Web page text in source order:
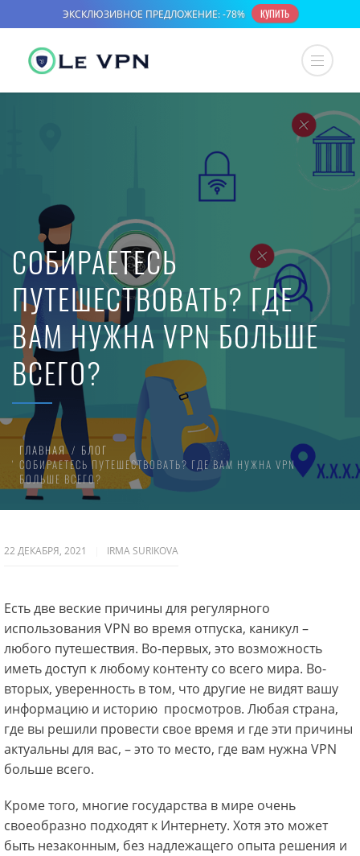
СОБИРАЕТЕСЬ
ПУТЕШЕСТВОВАТЬ? ГДЕ
ВАМ НУЖНА VPN БОЛЬШЕ
ВСЕГО?
ГЛАВНАЯ
БЛОГ
СОБИРАЕТЕСЬ ПУТЕШЕСТВОВАТЬ? ГДЕ ВАМ НУЖНА VPN
БОЛЬШЕ ВСЕГО?
22 ДЕКАБРЯ, 2021 IRMA SURIKOVA
Есть две веские причины для регулярного
использования VPN во время отпуска, каникул –
любого путешествия. Во-первых, это возможность
иметь доступ к любому контенту со всего мира. Во-
вторых, уверенность в том, что другие не видят вашу
информацию и историю просмотров. Любая страна,
где вы решили провести свое время и где эти причины
актуальны для вас, – это то место, где вам нужна VPN
больше всего.
Кроме того, многие государства в мире очень
своеобразно подходят к Интернету. Хотя это может
быть незаконным, без надлежащего опыта решения и